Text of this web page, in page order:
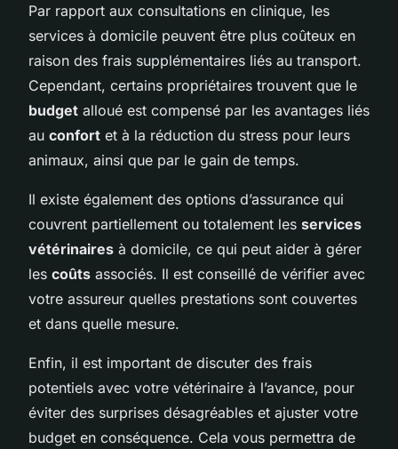
Par rapport aux consultations en clinique, les
services à domicile peuvent être plus coûteux en
raison des frais supplémentaires liés au transport.
Cependant, certains propriétaires trouvent que le
budget alloué est compensé par les avantages liés
au confort et à la réduction du stress pour leurs
animaux, ainsi que par le gain de temps.
Il existe également des options d’assurance qui
couvrent partiellement ou totalement les services
vétérinaires à domicile, ce qui peut aider à gérer
les coûts associés. Il est conseillé de vérifier avec
votre assureur quelles prestations sont couvertes
et dans quelle mesure.
Enfin, il est important de discuter des frais
potentiels avec votre vétérinaire à l’avance, pour
éviter des surprises désagréables et ajuster votre
budget en conséquence. Cela vous permettra de